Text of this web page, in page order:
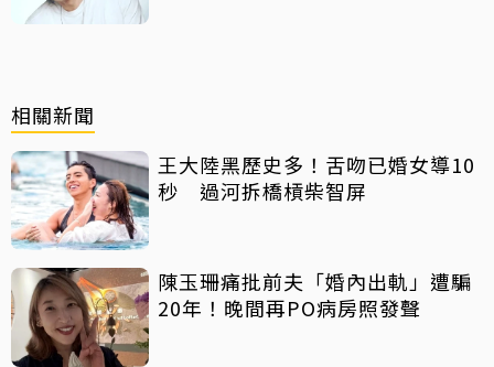
相關新聞
王大陸黑歷史多！舌吻已婚女導10
秒 過河拆橋槓柴智屏
陳玉珊痛批前夫「婚內出軌」遭騙
20年！晚間再PO病房照發聲